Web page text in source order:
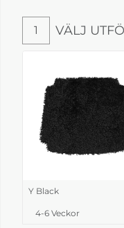
Välj utförande
1 VÄLJ
Y Black
4-6 Veckor